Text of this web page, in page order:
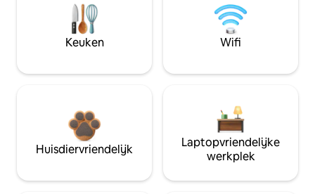
Keuken Wifi
Huisdiervriendelijk
Laptopvriendelijke
werkplek